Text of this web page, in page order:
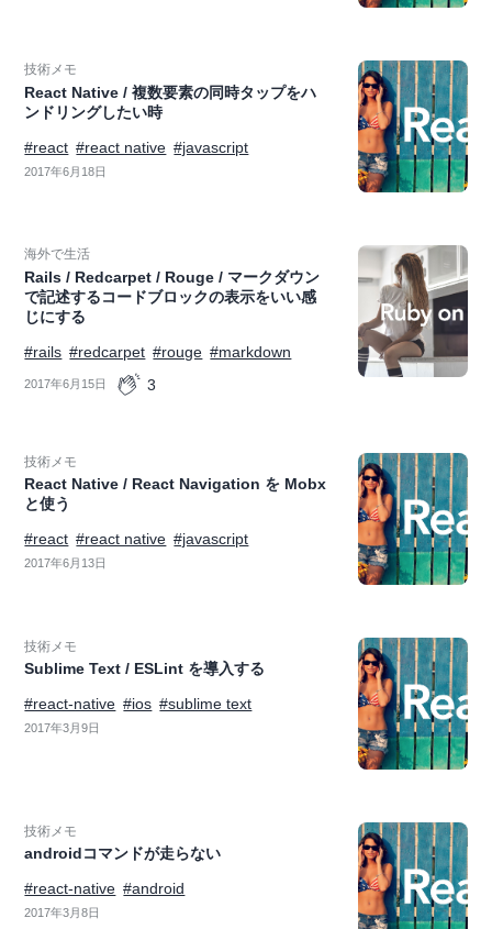
技術メモ
React Native / 複数要素の同時タップをハ
ンドリングしたい時
#react #react native #javascript
2017年6月18日
海外で生活
Rails / Redcarpet / Rouge / マークダウン
で記述するコードブロックの表示をいい感
じにする
#rails #redcarpet #rouge #markdown
2017年6月15日 3
技術メモ
React Native / React Navigation を Mobx
と使う
#react #react native #javascript
2017年6月13日
技術メモ
Sublime Text / ESLint を導入する
#react-native #ios #sublime text
2017年3月9日
技術メモ
androidコマンドが走らない
#react-native #android
2017年3月8日